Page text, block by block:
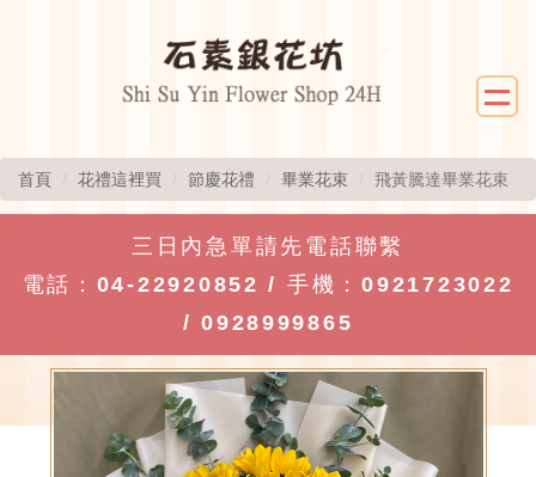
首頁 花禮這裡買 節慶花禮 畢業花束 飛黃騰達畢業花束
三日內急單請先電話聯繫
電話： 04-22920852 / 手機：0921723022
/0928999865